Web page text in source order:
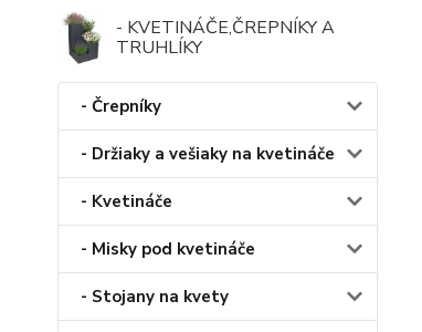
- KVETINÁČE,ČREPNÍKY A
TRUHLÍKY
- Črepníky
- Držiaky a vešiaky na kvetináče
- Kvetináče
- Misky pod kvetináče
- Stojany na kvety